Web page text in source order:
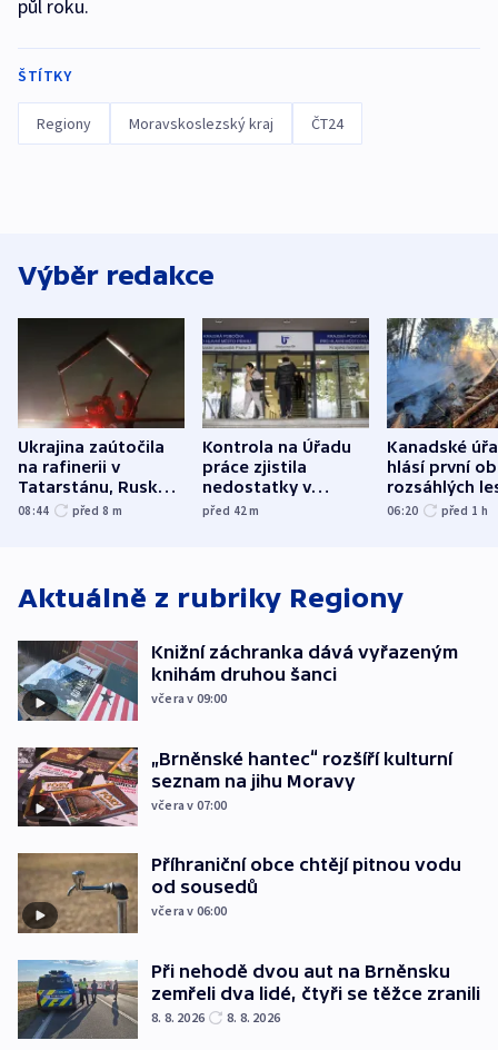
půl roku.
ŠTÍTKY
Regiony Moravskoslezský kraj ČT24
Výběr redakce
Ukrajina zaútočila
na rafinerii v
Tatarstánu, Rusko
udeřilo na Sumy a
08:44 před 8 m
Kontrola na Úřadu
práce zjistila
nedostatky v
účetnictví za 5,6
před 42m
Kanadské
hlásí první
rozsáhlých
požárů
06:20 před 1 h
Aktuálně z rubriky Regiony
Knižní záchranka dává vyřazeným
knihám druhou šanci
včera v 09:00
„Brněnské hantec“ rozšíří kulturní
seznam na jihu Moravy
včera v 07:00
Příhraniční obce chtějí pitnou vodu
od sousedů
včera v 06:00
Při nehodě dvou aut na Brněnsku
zemřeli dva lidé, čtyři se těžce zranili
8. 8. 2026 8. 8. 2026